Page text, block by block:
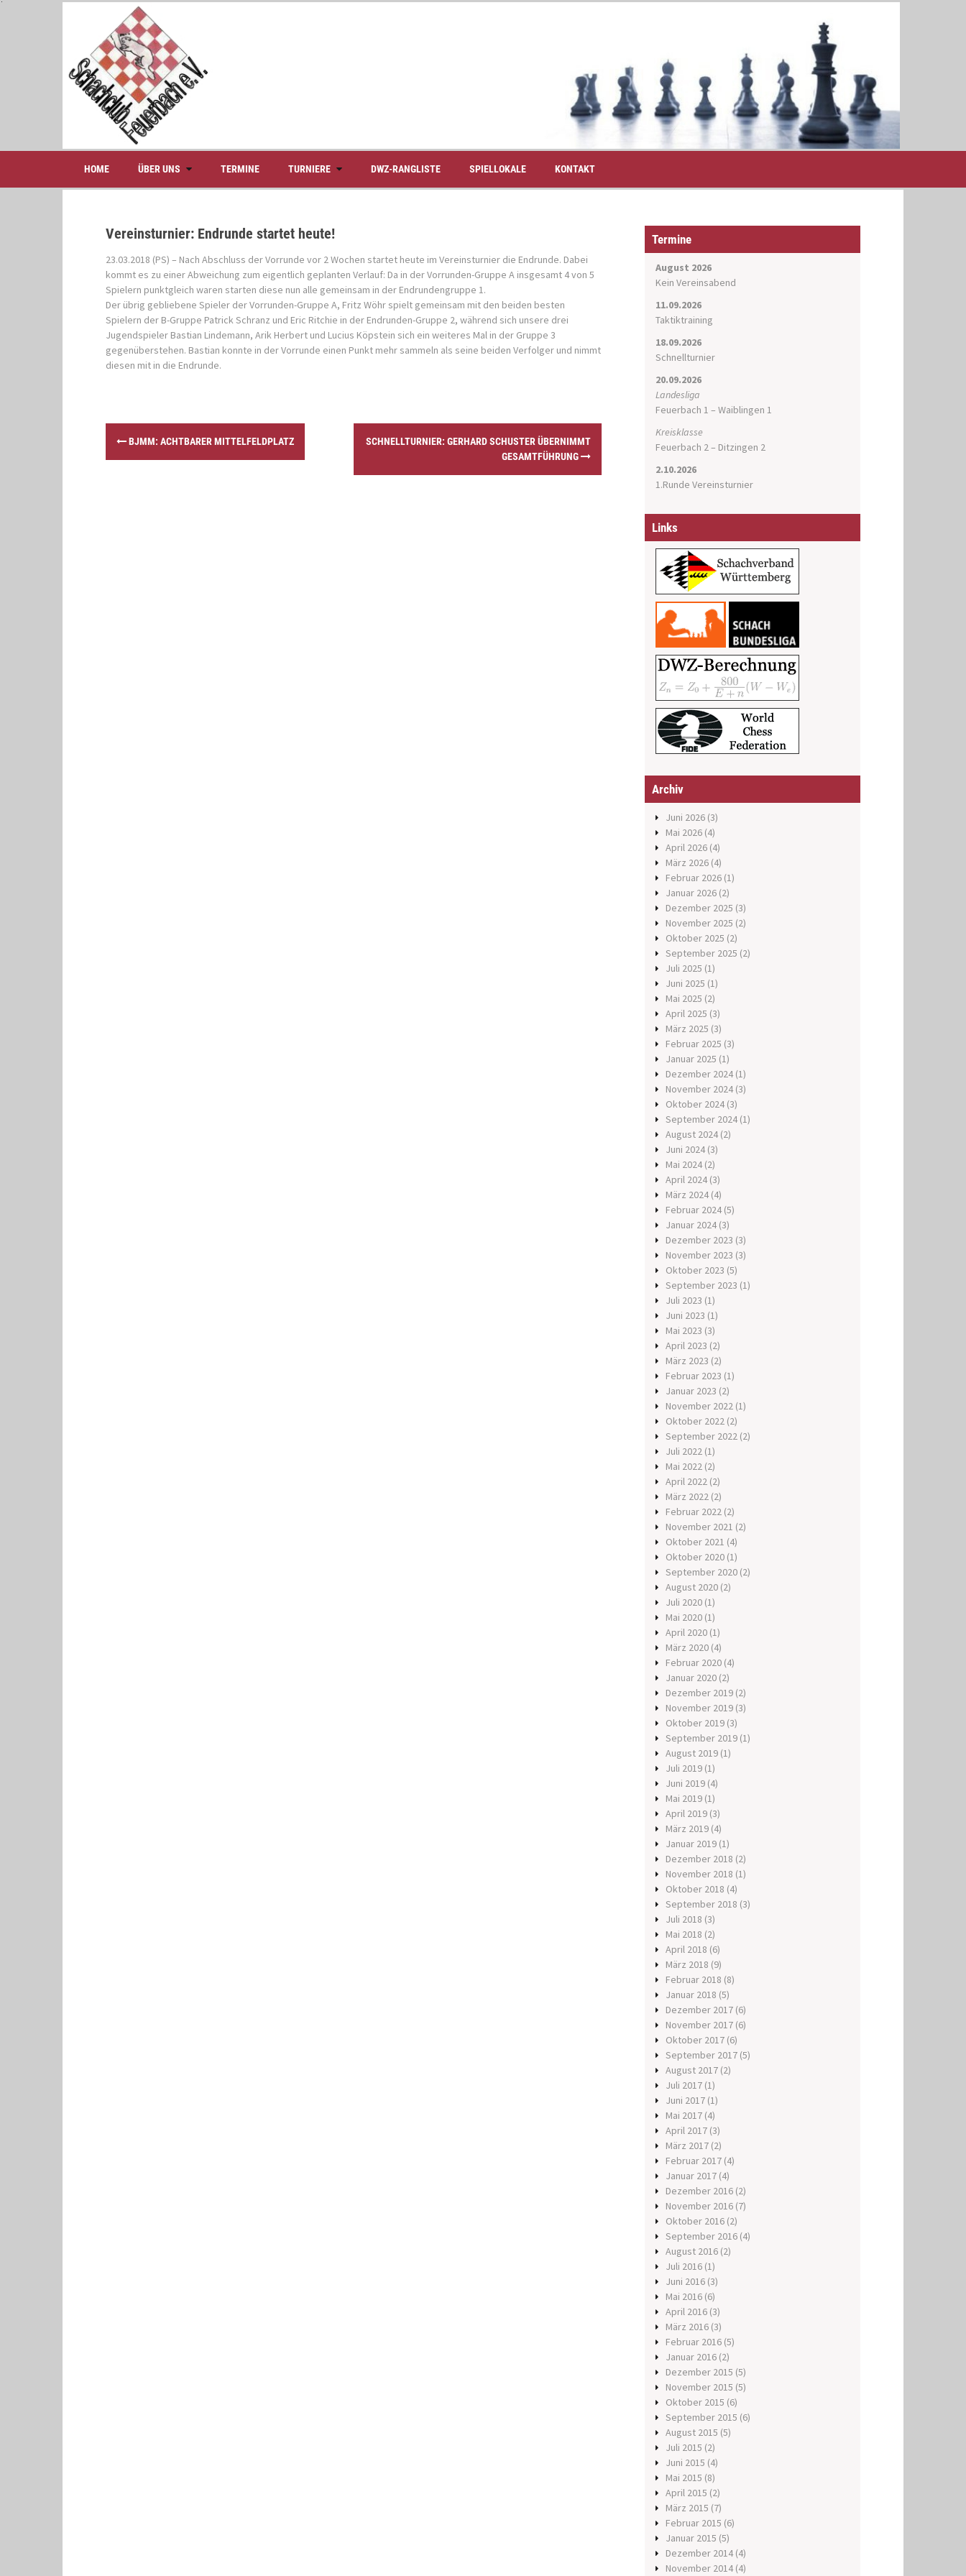
S
t
HOME ÜBER UNS TERMINE TURNIERE DWZ-RANGLISTE SPIELLOKALE KONTAKT
Vereinsturnier: Endrunde startet heute!
23.03.2018 (PS) – Nach Abschluss der Vorrunde vor 2 Wochen startet heute im Vereinsturnier die Endrunde. Dabei
kommt es zu einer Abweichung zum eigentlich geplanten Verlauf: Da in der Vorrunden-Gruppe A insgesamt 4 von 5
Spielern punktgleich waren starten diese nun alle gemeinsam in der Endrundengruppe 1.
Der übrig gebliebene Spieler der Vorrunden-Gruppe A, Fritz Wöhr spielt gemeinsam mit den beiden besten
Spielern der B-Gruppe Patrick Schranz und Eric Ritchie in der Endrunden-Gruppe 2, während sich unsere drei
Jugendspieler Bastian Lindemann, Arik Herbert und Lucius Köpstein sich ein weiteres Mal in der Gruppe 3
gegenüberstehen. Bastian konnte in der Vorrunde einen Punkt mehr sammeln als seine beiden Verfolger und nimmt
diesen mit in die Endrunde.
s
BJMM: ACHTBARER MITTELFELDPLATZ
SCHNELLTURNIER: GERHARD SCHUSTER ÜBERNIMMT
GESAMTFÜHRUNG
Termine
August 2026
Kein Vereinsabend
11.09.2026
Taktiktraining
18.09.2026
Schnellturnier
20.09.2026
Landesliga
Feuerbach 1 – Waiblingen 1
Kreisklasse
Feuerbach 2 – Ditzingen 2
2.10.2026
1.Runde Vereinsturnier
Links
Archiv
Juni 2026 (3)
Mai 2026 (4)
April 2026 (4)
März 2026 (4)
Februar 2026 (1)
Januar 2026 (2)
Dezember 2025 (3)
November 2025 (2)
Oktober 2025 (2)
September 2025 (2)
Juli 2025 (1)
Juni 2025 (1)
Mai 2025 (2)
April 2025 (3)
März 2025 (3)
Februar 2025 (3)
Januar 2025 (1)
Dezember 2024 (1)
November 2024 (3)
Oktober 2024 (3)
September 2024 (1)
August 2024 (2)
Juni 2024 (3)
Mai 2024 (2)
April 2024 (3)
März 2024 (4)
Februar 2024 (5)
Januar 2024 (3)
Dezember 2023 (3)
November 2023 (3)
Oktober 2023 (5)
September 2023 (1)
Juli 2023 (1)
Juni 2023 (1)
Mai 2023 (3)
April 2023 (2)
März 2023 (2)
Februar 2023 (1)
Januar 2023 (2)
November 2022 (1)
Oktober 2022 (2)
September 2022 (2)
Juli 2022 (1)
Mai 2022 (2)
April 2022 (2)
März 2022 (2)
Februar 2022 (2)
November 2021 (2)
Oktober 2021 (4)
Oktober 2020 (1)
September 2020 (2)
August 2020 (2)
Juli 2020 (1)
Mai 2020 (1)
April 2020 (1)
März 2020 (4)
Februar 2020 (4)
Januar 2020 (2)
Dezember 2019 (2)
November 2019 (3)
Oktober 2019 (3)
September 2019 (1)
August 2019 (1)
Juli 2019 (1)
Juni 2019 (4)
Mai 2019 (1)
April 2019 (3)
März 2019 (4)
Januar 2019 (1)
Dezember 2018 (2)
November 2018 (1)
Oktober 2018 (4)
September 2018 (3)
Juli 2018 (3)
Mai 2018 (2)
April 2018 (6)
März 2018 (9)
Februar 2018 (8)
Januar 2018 (5)
Dezember 2017 (6)
November 2017 (6)
Oktober 2017 (6)
September 2017 (5)
August 2017 (2)
Juli 2017 (1)
Juni 2017 (1)
Mai 2017 (4)
April 2017 (3)
März 2017 (2)
Februar 2017 (4)
Januar 2017 (4)
Dezember 2016 (2)
November 2016 (7)
Oktober 2016 (2)
September 2016 (4)
August 2016 (2)
Juli 2016 (1)
Juni 2016 (3)
Mai 2016 (6)
April 2016 (3)
März 2016 (3)
Februar 2016 (5)
Januar 2016 (2)
Dezember 2015 (5)
November 2015 (5)
Oktober 2015 (6)
September 2015 (6)
August 2015 (5)
Juli 2015 (2)
Juni 2015 (4)
Mai 2015 (8)
April 2015 (2)
März 2015 (7)
Februar 2015 (6)
Januar 2015 (5)
Dezember 2014 (4)
November 2014 (4)